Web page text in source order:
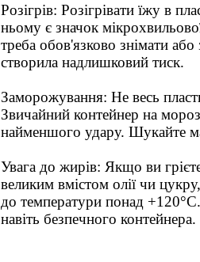
Розігрів: Розігрівати їжу в
ньому є значок
треба обов'язково знімати
створила надлишковий тиск.
Заморожування: Не весь
Звичайний контейнер на
найменшого удару. Шукайте
Увага до жирів: Якщо ви
великим вмістом олії чи
до температури понад
навіть безпечного контейнера.